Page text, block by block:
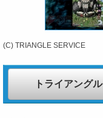
(C) TRIANGLE SERVICE
トライアング